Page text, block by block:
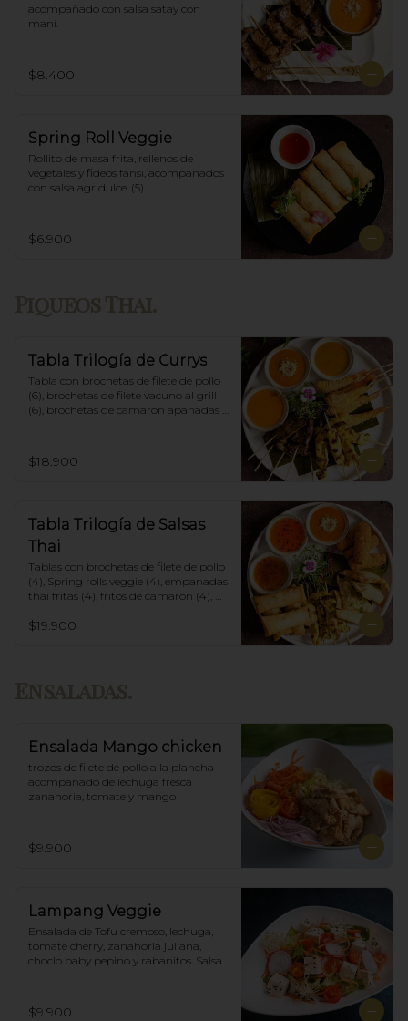
acompañado con salsa satay con
maní.
$8.400
Spring Roll Veggie
Rollito de masa frita, rellenos de
vegetales y fideos fansi, acompañados
con salsa agridulce. (5)
$6.900
Tabla Trilogía de Currys
Tabla con brochetas de filete de pollo
(6), brochetas de filete vacuno al grill
(6), brochetas de camarón apanadas
amarillo.
$18.900
Tabla Trilogía de Salsas
Thai
Tablas con brochetas de filete de pollo
(4), Spring rolls veggie (4), empanadas
thai fritas (4), fritos de camarón (4),
Salsa de Maní y Soja spicy.
$19.900
Ensaladas.
Ensalada Mango chicken
trozos de filete de pollo a la plancha
acompañado de lechuga fresca
zanahoria, tomate y mango
$9.900
Lampang Veggie
Ensalada de Tofu cremoso, lechuga,
tomate cherry, zanahoria juliana,
choclo baby pepino y rabanitos. Salsa
$9.900